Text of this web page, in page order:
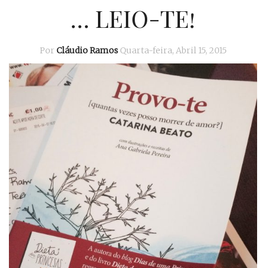
ACTUALIDADE
… LEIO-TE!
Por Cláudio Ramos Quarta-feira, Abril 15, 2015